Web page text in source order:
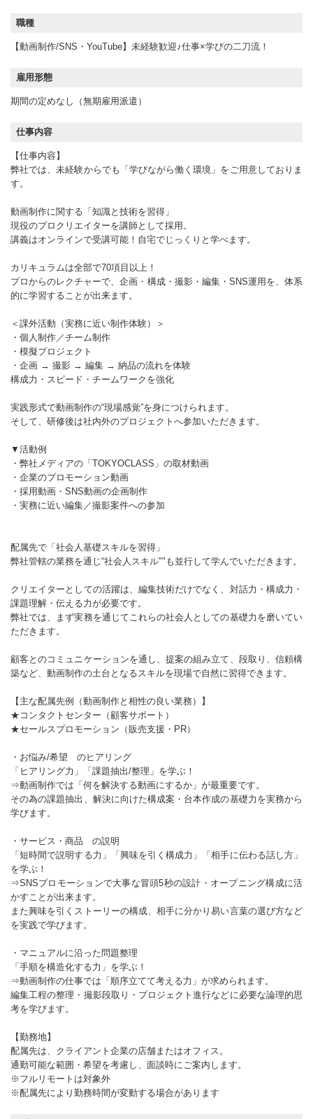
職種
【動画制作/SNS・YouTube】未経験歓迎♪仕事×学びの二刀流！
雇用形態
期間の定めなし（無期雇用派遣）
仕事内容
【仕事内容】
弊社では、未経験からでも「学びながら働く環境」をご用意しておりま
す。
動画制作に関する「知識と技術を習得」
現役のプロクリエイターを講師として採用。
講義はオンラインで受講可能！自宅でじっくりと学べます。
カリキュラムは全部で70項目以上！
プロからのレクチャーで、企画・構成・撮影・編集・SNS運用を、体系
的に学習することが出来ます。
＜課外活動（実務に近い制作体験）＞
・個人制作／チーム制作
・模擬プロジェクト
・企画 → 撮影 → 編集 → 納品の流れを体験
構成力・スピード・チームワークを強化
実践形式で動画制作の“現場感覚”を身につけられます。
そして、研修後は社内外のプロジェクトへ参加いただきます。
▼活動例
・弊社メディアの「TOKYOCLASS」の取材動画
・企業のプロモーション動画
・採用動画・SNS動画の企画制作
・実務に近い編集／撮影案件への参加
配属先で「社会人基礎スキルを習得」
弊社管轄の業務を通じ“社会人スキル""も並行して学んでいただきます。
クリエイターとしての活躍は、編集技術だけでなく、対話力・構成力・
課題理解・伝える力が必要です。
弊社では、まず実務を通じてこれらの社会人としての基礎力を磨いてい
ただきます。
顧客とのコミュニケーションを通し、提案の組み立て、段取り、信頼構
築など、動画制作の土台となるスキルを現場で自然に習得できます。
【主な配属先例（動画制作と相性の良い業務）】
★コンタクトセンター（顧客サポート）
★セールスプロモーション（販売支援・PR）
・お悩み/希望 のヒアリング
「ヒアリング力」「課題抽出/整理」を学ぶ！
⇒動画制作では「何を解決する動画にするか」が最重要です。
その為の課題抽出、解決に向けた構成案・台本作成の基礎力を実務から
学びます。
・サービス・商品 の説明
「短時間で説明する力」「興味を引く構成力」「相手に伝わる話し方」
を学ぶ！
⇒SNSプロモーションで大事な冒頭5秒の設計・オープニング構成に活
かすことが出来ます。
また興味を引くストーリーの構成、相手に分かり易い言葉の選び方など
を実践で学びます。
・マニュアルに沿った問題整理
「手順を構造化する力」を学ぶ！
⇒動画制作の仕事では「順序立てて考える力」が求められます。
編集工程の整理・撮影段取り・プロジェクト進行などに必要な論理的思
考を学びます。
【勤務地】
配属先は、クライアント企業の店舗またはオフィス。
通勤可能な範囲・希望を考慮し、面談時にご案内します。
※フルリモートは対象外
※配属先により勤務時間が変動する場合があります